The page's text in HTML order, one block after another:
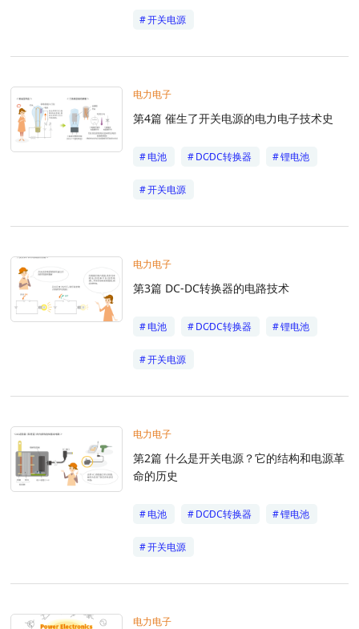
开关电源
电力电子
第4篇 催生了开关电源的电力电子技术史
电池 DC∕DC转换器 锂电池
开关电源
电力电子
第3篇 DC-DC转换器的电路技术
电池 DC∕DC转换器 锂电池
开关电源
电力电子
第2篇 什么是开关电源？它的结构和电源革
命的历史
电池 DC∕DC转换器 锂电池
开关电源
电力电子